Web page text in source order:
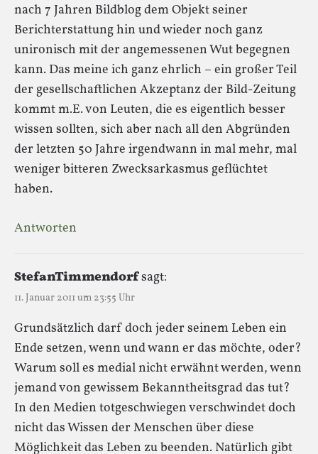
nach 7 Jahren Bildblog dem Objekt seiner
Berichterstattung hin und wieder noch ganz
unironisch mit der angemessenen Wut begegnen
kann. Das meine ich ganz ehrlich – ein großer Teil
der gesellschaftlichen Akzeptanz der Bild-Zeitung
kommt m.E. von Leuten, die es eigentlich besser
wissen sollten, sich aber nach all den Abgründen
der letzten 50 Jahre irgendwann in mal mehr, mal
weniger bitteren Zwecksarkasmus geflüchtet
haben.
Antworten
StefanTimmendorfsagt:
11. Januar 2011 um 23:55 Uhr
Grundsätzlich darf doch jeder seinem Leben ein
Ende setzen, wenn und wann er das möchte, oder?
Warum soll es medial nicht erwähnt werden, wenn
jemand von gewissem Bekanntheitsgrad das tut?
In den Medien totgeschwiegen verschwindet doch
nicht das Wissen der Menschen über diese
Möglichkeit das Leben zu beenden. Natürlich gibt